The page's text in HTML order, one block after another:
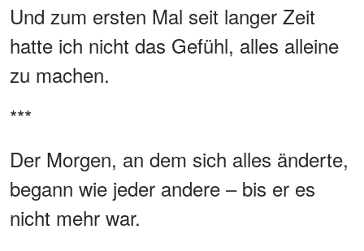
Und zum ersten Mal seit langer Zeit
hatte ich nicht das Gefühl, alles alleine
zu machen.
***
Der Morgen, an dem sich alles änderte,
begann wie jeder andere – bis er es
nicht mehr war.